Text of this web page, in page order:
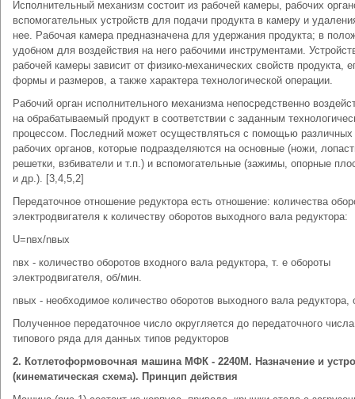
Исполнительный механизм состоит из рабочей камеры, рабочих
вспомогательных устройств для подачи продукта в камеру и
нее. Рабочая камера предназначена для удержания продукта; в
удобном для воздействия на него рабочими инструментами.
рабочей камеры зависит от физико-механических свойств продукта,
формы и размеров, а также характера технологической операции.
Рабочий орган исполнительного механизма непосредственно
на обрабатываемый продукт в соответствии с заданным
процессом. Последний может осуществляться с помощью различных
рабочих органов, которые подразделяются на основные (ножи,
решетки, взбиватели и т.п.) и вспомогательные (зажимы, опорные
и др.). [3,4,5,2]
Передаточное отношение редуктора есть отношение: количества
электродвигателя к количеству оборотов выходного вала редуктора:
U=nвх/nвых
nвх - количество оборотов входного вала редуктора, т. е обороты
электродвигателя, об/мин.
nвых - необходимое количество оборотов выходного вала редуктора,
Полученное передаточное число округляется до передаточного
типового ряда для данных типов редукторов
2. Котлетоформовочная машина МФК - 2240М. Назначение и
(кинематическая схема). Принцип действия